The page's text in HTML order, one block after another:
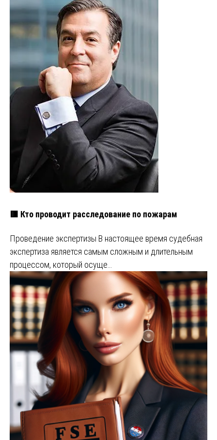
🟥 Кто проводит расследование по пожарам
Проведение экспертизы В настоящее время судебная
экспертиза является самым сложным и длительным
процессом, который осуще…